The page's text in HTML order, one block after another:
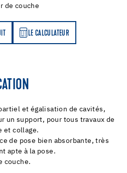
de couche
LE CALCULATEUR
et égalisation de cavités,
un support, pour tous travaux de
et collage.
de pose bien absorbante, très
apte à la pose.
couche.